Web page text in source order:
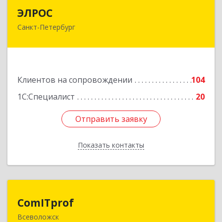
ЭЛРОС
Санкт-Петербург
Клиентов на сопровождении
104
1С:Специалист
20
Отправить заявку
Показать контакты
191024, Санкт-Петербург г, Тележная ул, дом №
Отправить заявку
Назад
ComITprof
Всеволожск
188643, Ленинградская обл, Всеволожский р-н,